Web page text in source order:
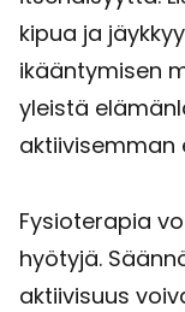
kipua ja
ikääntymisen
yleistä
aktiivisemman
Fysioterapia
hyötyjä.
aktiivisuus